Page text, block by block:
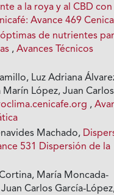
a la roya y al CBD con
Avance 469
de nutrientes
,Avances Técnicos
Luz Adriana
López, Juan Carlos
,
Machado,
531 Dispersión de la
María Moncada-
Carlos García-